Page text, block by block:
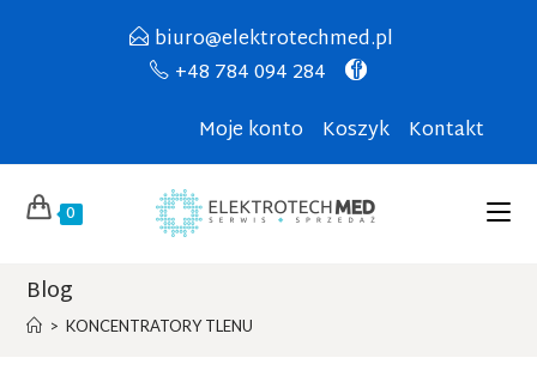
biuro@elektrotechmed.pl
+48 784 094 284
Moje konto
Koszyk Kontakt
0
Blog
> KONCENTRATORY TLENU